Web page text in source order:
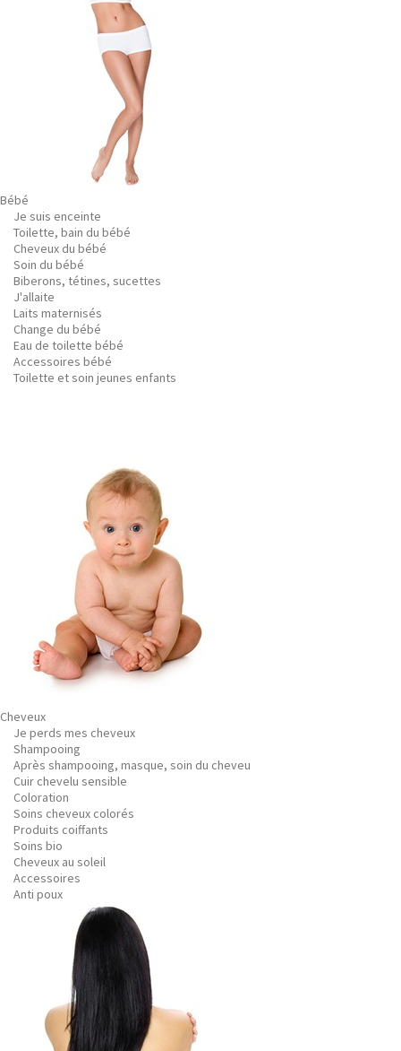
Bébé
Je suis enceinte
Toilette, bain du bébé
Cheveux du bébé
Soin du bébé
Biberons, tétines, sucettes
J'allaite
Laits maternisés
Change du bébé
Eau de toilette bébé
Accessoires bébé
Toilette et soin jeunes enfants
Cheveux
Je perds mes cheveux
Shampooing
Après shampooing, masque, soin du cheveu
Cuir chevelu sensible
Coloration
Soins cheveux colorés
Produits coiffants
Soins bio
Cheveux au soleil
Accessoires
Anti poux